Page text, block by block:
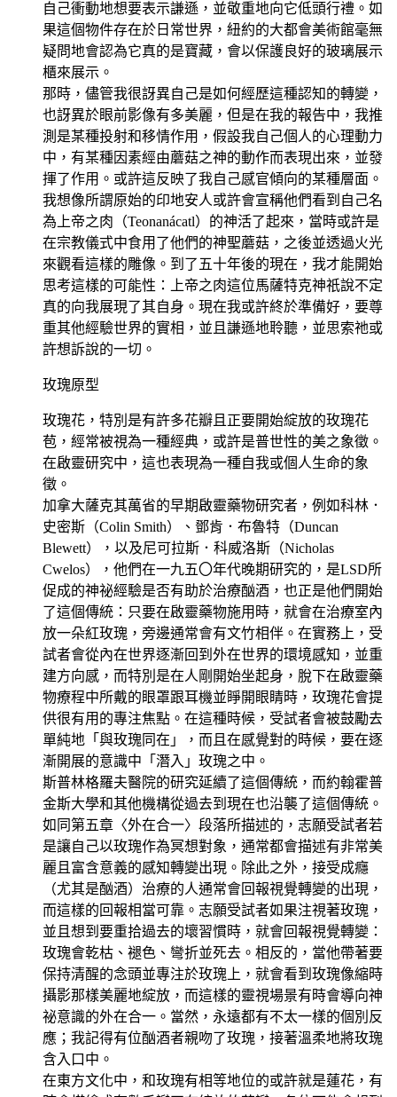
自己衝動地想要表示謙遜，並敬重地向它低頭行禮。如
果這個物件存在於日常世界，紐約的大都會美術館毫無
疑問地會認為它真的是寶藏，會以保護良好的玻璃展示
櫃來展示。
那時，儘管我很訝異自己是如何經歷這種認知的轉變，
也訝異於眼前影像有多美麗，但是在我的報告中，我推
測是某種投射和移情作用，假設我自己個人的心理動力
中，有某種因素經由蘑菇之神的動作而表現出來，並發
揮了作用。或許這反映了我自己感官傾向的某種層面。
我想像所謂原始的印地安人或許會宣稱他們看到自己名
為上帝之肉（Teonanácatl）的神活了起來，當時或許是
在宗教儀式中食用了他們的神聖蘑菇，之後並透過火光
來觀看這樣的雕像。到了五十年後的現在，我才能開始
思考這樣的可能性：上帝之肉這位馬薩特克神祇說不定
真的向我展現了其自身。現在我或許終於準備好，要尊
重其他經驗世界的實相，並且謙遜地聆聽，並思索祂或
許想訴說的一切。
玫瑰原型
玫瑰花，特別是有許多花瓣且正要開始綻放的玫瑰花
苞，經常被視為一種經典，或許是普世性的美之象徵。
在啟靈研究中，這也表現為一種自我或個人生命的象
徵。
加拿大薩克其萬省的早期啟靈藥物研究者，例如科林．
史密斯（Colin Smith）、鄧肯．布魯特（Duncan
Blewett），以及尼可拉斯．科威洛斯（Nicholas
Cwelos），他們在一九五〇年代晚期研究的，是LSD所
促成的神祕經驗是否有助於治療酗酒，也正是他們開始
了這個傳統：只要在啟靈藥物施用時，就會在治療室內
放一朵紅玫瑰，旁邊通常會有文竹相伴。在實務上，受
試者會從內在世界逐漸回到外在世界的環境感知，並重
建方向感，而特別是在人剛開始坐起身，脫下在啟靈藥
物療程中所戴的眼罩跟耳機並睜開眼睛時，玫瑰花會提
供很有用的專注焦點。在這種時候，受試者會被鼓勵去
單純地「與玫瑰同在」，而且在感覺對的時候，要在逐
漸開展的意識中「潛入」玫瑰之中。
斯普林格羅夫醫院的研究延續了這個傳統，而約翰霍普
金斯大學和其他機構從過去到現在也沿襲了這個傳統。
如同第五章〈外在合一〉段落所描述的，志願受試者若
是讓自己以玫瑰作為冥想對象，通常都會描述有非常美
麗且富含意義的感知轉變出現。除此之外，接受成癮
（尤其是酗酒）治療的人通常會回報視覺轉變的出現，
而這樣的回報相當可靠。志願受試者如果注視著玫瑰，
並且想到要重拾過去的壞習慣時，就會回報視覺轉變：
玫瑰會乾枯、褪色、彎折並死去。相反的，當他帶著要
保持清醒的念頭並專注於玫瑰上，就會看到玫瑰像縮時
攝影那樣美麗地綻放，而這樣的靈視場景有時會導向神
祕意識的外在合一。當然，永遠都有不太一樣的個別反
應；我記得有位酗酒者親吻了玫瑰，接著溫柔地將玫瑰
含入口中。
在東方文化中，和玫瑰有相等地位的或許就是蓮花，有